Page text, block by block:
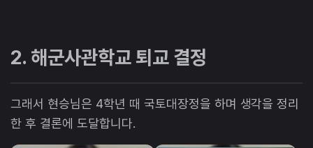
2. 해군사관학교 퇴교 결정
그래서 현승님은 4학년 때 국토대장정을 하며 생각을 정리
한 후 결론에 도달합니다.